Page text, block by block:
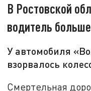
В Ростовской
водитель
У автомобиля
взорвалось
Смертельная